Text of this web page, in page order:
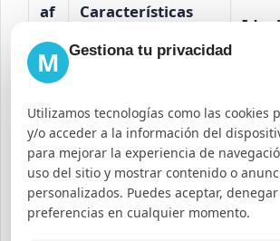
af
or
m
Características
principales
Ideal
Z
o
Alta capacidad de
asistentes,
funciones de
M Gestiona tu privacidad
Utilizamos tecnologías como las cookies
y/o acceder a la información del
para mejorar la experiencia de
uso del sitio y mostrar contenido o
personalizados. Puedes aceptar,
preferencias en cualquier momento.